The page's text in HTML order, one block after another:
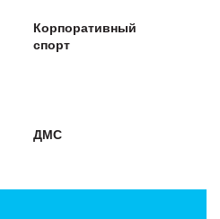
Корпоративный
спорт
ДМС